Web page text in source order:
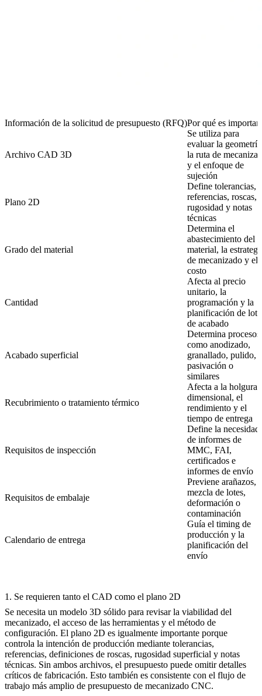
Información de la solicitud de presupuesto (RFQ)Por qué es
Archivo CAD 3D
Se utiliza para
evaluar la
la ruta de
y el enfoque de
sujeción
Plano 2D
Define tolerancias,
referencias, roscas,
rugosidad y notas
técnicas
Grado del material
Determina el
abastecimiento del
material, la
de mecanizado y el
costo
Cantidad
Afecta al precio
unitario, la
programación y la
planificación de
de acabado
Acabado superficial
Determina procesos
como anodizado,
granallado, pulido,
pasivación o
similares
Recubrimiento o tratamiento térmico
Afecta a la holgura
dimensional, el
rendimiento y el
tiempo de entrega
Requisitos de inspección
Define la necesidad
de informes de
MMC, FAI,
certificados e
informes de envío
Requisitos de embalaje
Previene arañazos,
mezcla de lotes,
deformación o
contaminación
Calendario de entrega
Guía el timing de
producción y la
planificación del
envío
1. Se requieren tanto el CAD como el plano 2D
Se necesita un modelo 3D sólido para revisar la viabilidad del
mecanizado, el acceso de las herramientas y el método de
configuración. El plano 2D es igualmente importante porque
controla la intención de producción mediante tolerancias,
referencias, definiciones de roscas, rugosidad superficial y notas
técnicas. Sin ambos archivos, el presupuesto puede omitir detalles
críticos de fabricación. Esto también es consistente con el flujo de
trabajo más amplio de presupuesto de mecanizado CNC.